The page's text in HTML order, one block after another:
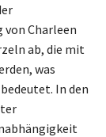
von Charleen
ab, die mit
was
bedeutet. In den